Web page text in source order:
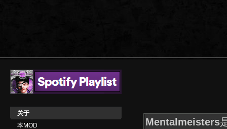
关于
本MOD
Mentalmeisters